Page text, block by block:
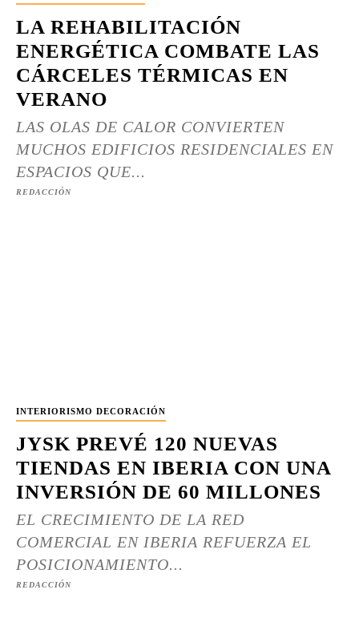
LA REHABILITACIÓN
ENERGÉTICA COMBATE LAS
CÁRCELES TÉRMICAS EN
VERANO
LAS OLAS DE CALOR CONVIERTEN
MUCHOS EDIFICIOS RESIDENCIALES EN
ESPACIOS QUE...
REDACCIÓN
INTERIORISMO DECORACIÓN
JYSK PREVÉ 120 NUEVAS
TIENDAS EN IBERIA CON UNA
INVERSIÓN DE 60 MILLONES
EL CRECIMIENTO DE LA RED
COMERCIAL EN IBERIA REFUERZA EL
POSICIONAMIENTO...
REDACCIÓN